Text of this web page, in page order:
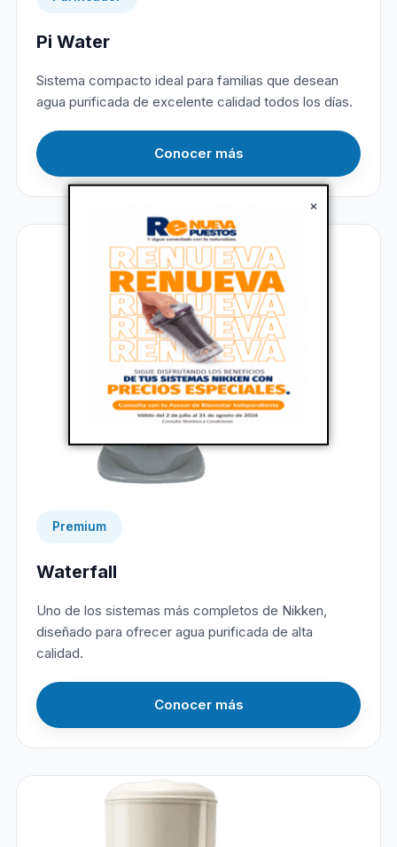
×
Pi Water
Sistema compacto ideal para familias que desean
agua purificada de excelente calidad todos los días.
Conocer más
Premium
Waterfall
Uno de los sistemas más completos de Nikken,
diseñado para ofrecer agua purificada de alta
calidad.
Conocer más